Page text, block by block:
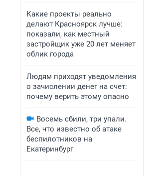
Какие проекты реально
делают Красноярск лучше:
показали, как местный
застройщик уже 20 лет меняет
облик города
Людям приходят уведомления
о зачислении денег на счет:
почему верить этому опасно
Восемь сбили, три упали.
Все, что известно об атаке
беспилотников на
Екатеринбург